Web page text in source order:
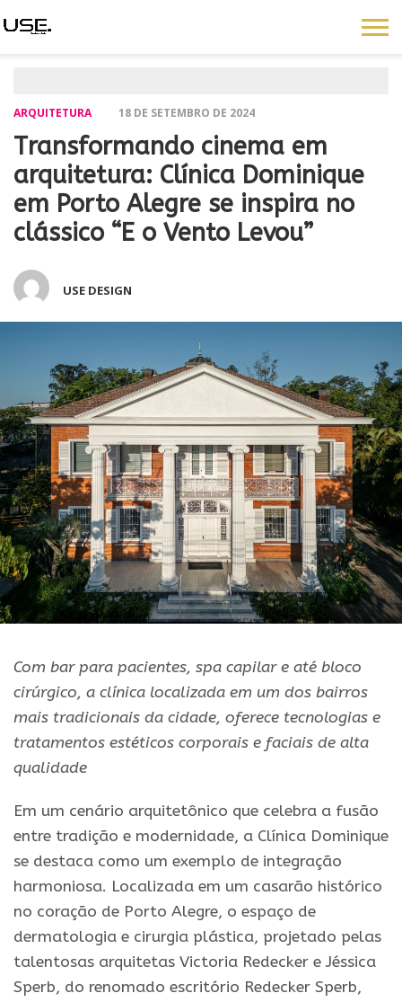
ARQUITETURA 18 DE SETEMBRO DE 2024
Transformando cinema em
arquitetura: Clínica Dominique
em Porto Alegre se inspira no
clássico “E o Vento Levou”
USE DESIGN
Com bar para pacientes, spa capilar e até bloco
cirúrgico, a clínica localizada em um dos bairros
mais tradicionais da cidade, oferece tecnologias e
tratamentos estéticos corporais e faciais de alta
qualidade
Em um cenário arquitetônico que celebra a fusão
entre tradição e modernidade, a Clínica Dominique
se destaca como um exemplo de integração
harmoniosa. Localizada em um casarão histórico
no coração de Porto Alegre, o espaço de
dermatologia e cirurgia plástica, projetado pelas
talentosas arquitetas Victoria Redecker e Jéssica
Sperb, do renomado escritório Redecker Sperb,